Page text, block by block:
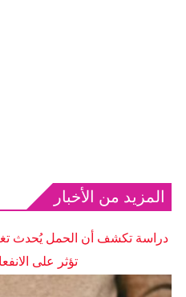
المزيد من الأخبار
دراسة تكشف أن الحمل يُحدث
تؤثر على